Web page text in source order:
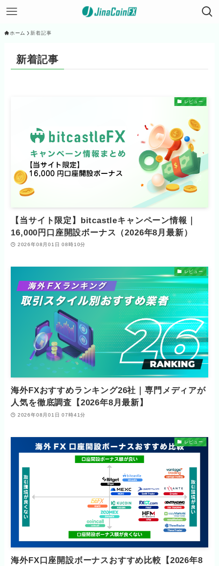
ホーム 新着記事
新着記事
レビュー
【当サイト限定】bitcastleキャンペーン情報｜
16,000円口座開設ボーナス（2026年8月最新）
2026年08月01日 08時10分
レビュー
海外FXおすすめランキング26社｜専門メディアが
人気を徹底調査【2026年8月最新】
2026年08月01日 07時41分
レビュー
海外FX口座開設ボーナスおすすめ比較【2026年8